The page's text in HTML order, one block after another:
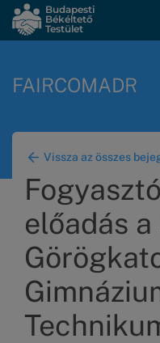
Ugrás
tartalomra
Budapesti
Békéltető
Testület
FAIRCOMADR
Vissza az összes
előadás